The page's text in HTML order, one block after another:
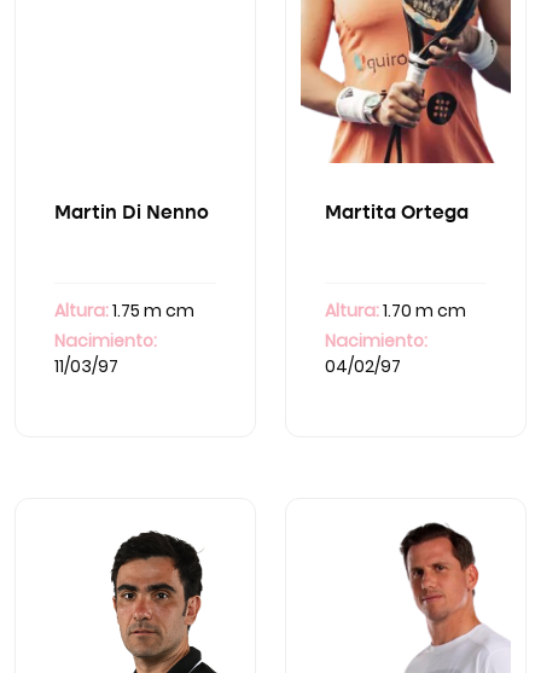
Martin Di Nenno
Altura:1.75 m cm
Nacimiento:
11/03/97
Martita Ortega
Altura:1.70 m cm
Nacimiento:
04/02/97